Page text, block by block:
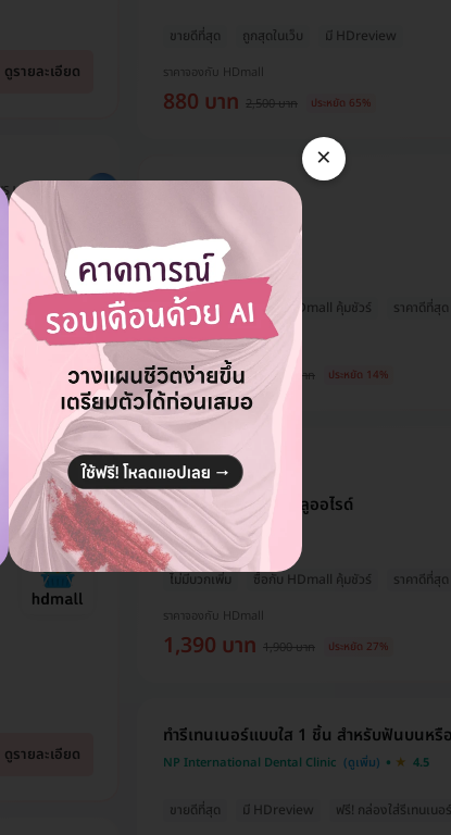
ดูรายละเอียด
ติดตามเพจนี้มานาน ได้แต่
มองโปรโมชั่น แต่ยังไม่ได้
ลองซื้อ จนตอนนี้ ได้ซื้อโปร
ไป 2 รายการ ราคาดีมากๆ
ๆๆ เซฟค่าใช้จ่ายได้มาก 😀
และ น้องๆ แอดมิน ในไลน์
ตอบไว สุภาพ มากๆ และจะ
หาคอร์สโปรโมชั่น อื่นๆ อีก
จ้าา ✌🏻
Natnicha
จองแพ็คเกจ แก้ไขและเสริม
จมูกค่ะ เห็นเพจจากการเสิร์
ชกูเกิล และสอบถามแอดมิน
ให้คำตอบดีมาก ทำให้หาย
กังวลใจไปได้เปราะหนึ่ง ราคา
ที่เราสามารถชำระได้โดยไม่ได้
เดือดร้อนมาก ถ้าได้ใช้
บริการแล้วจะแจ้งให้ทราบนะ
คะ
Usara Buds
บริการที่ดีมา
เสร็จ กลับบ้
ดูรายละเอียด
ขายดีที่สุด ถูกสุดในเว็บ มี HDreview
ราคาจองกับ HDmall
880 บาท 2,500 บาท ประหยัด 65%
ไม่มีบวกเพิ่ม ซื้อกับ HDmall คุ้มชัวร์ ราคาดีที่สุด
ขูดหินปูน
Paz dental Clinic
ราคาจองกับ HDmall
1,290 บาท 1,500 บาท ประหยัด 14%
ไม่มีบวกเพิ่ม ซื้อกับ HDmall คุ้มชัวร์ ราคาดีที่สุด
ขูดหินปูน + เคลือบฟลูออไรด์
Paz dental Clinic
ราคาจองกับ HDmall
1,390 บาท 1,900 บาท ประหยัด 27%
ขายดีที่สุด มี HDreview ฟรี! กล่องใส่รีเทนเนอร์
ทำรีเทนเนอร์แบบใส 1 ชิ้น สำหรับฟันบนหรื
NP International Dental Clinic 4.5
×